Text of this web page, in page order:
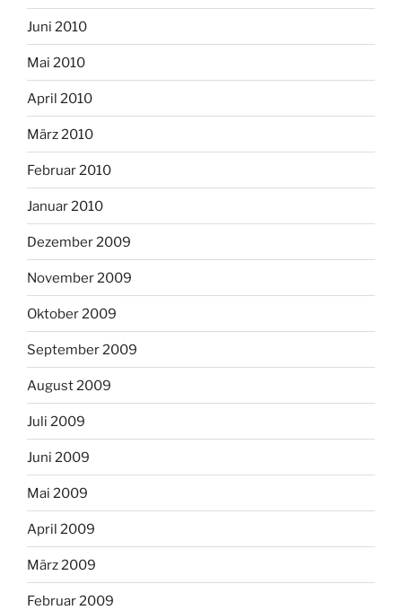
Juni 2010
Mai 2010
April 2010
März 2010
Februar 2010
Januar 2010
Dezember 2009
November 2009
Oktober 2009
September 2009
August 2009
Juli 2009
Juni 2009
Mai 2009
April 2009
März 2009
Februar 2009